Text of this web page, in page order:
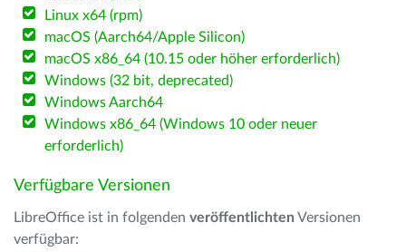
Linux x64 (rpm)
macOS (Aarch64/Apple Silicon)
macOS x86_64 (10.15 oder höher erforderlich)
Windows (32 bit, deprecated)
Windows Aarch64
Windows x86_64 (Windows 10 oder neuer
erforderlich)
Verfügbare Versionen
LibreOffice ist in folgenden veröffentlichten Versionen
verfügbar: